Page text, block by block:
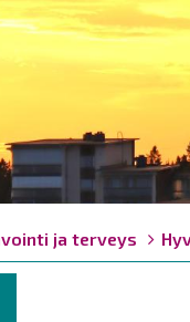
ja terveys